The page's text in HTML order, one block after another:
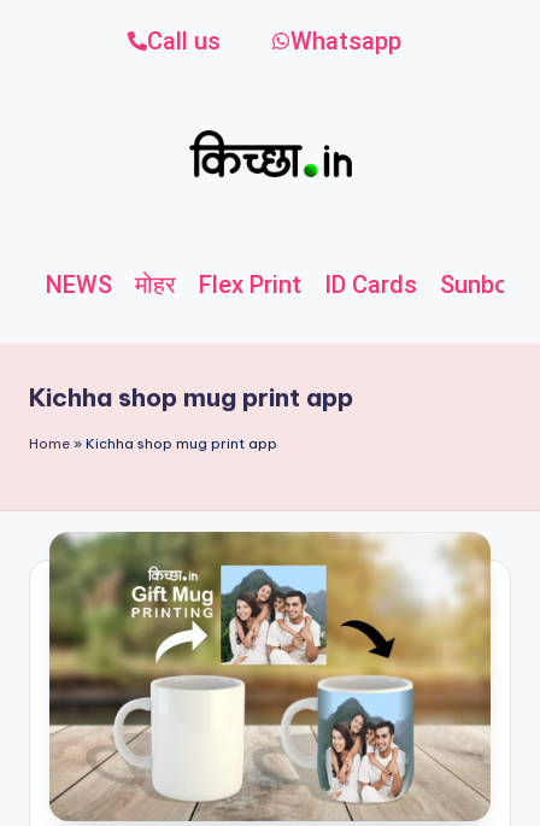
Call us Whatsapp
NEWS मोहर Flex Print ID Cards
Kichha shop mug print app
Home » Kichha shop mug print app